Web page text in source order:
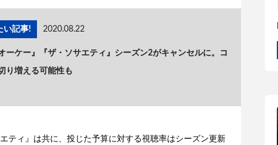
い記事! 2020.08.22
ーケー』『ザ・ソサエティ』シーズン2がキャンセルに。コ
り増える可能性も
ティ』は共に、投じた予算に対する視聴率はシーズン更新